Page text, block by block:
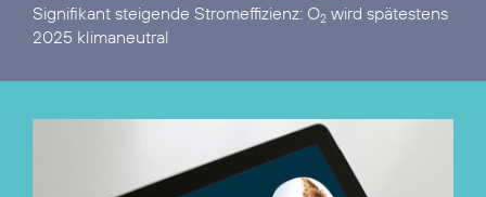
Signifikant steigende Stromeffizienz: O2 wird spätestens
2025 klimaneutral